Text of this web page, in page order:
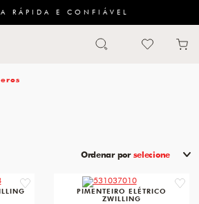
RÁPIDA E CONFIÁVEL
Ordenar por selecione
favorite PIMENTEIRO ELÉTRICO
ZWILLING